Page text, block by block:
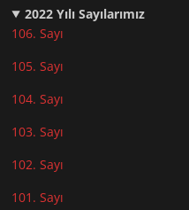
2022 Yılı Sayılarımız
106. Sayı
105. Sayı
104. Sayı
103. Sayı
102. Sayı
101. Sayı